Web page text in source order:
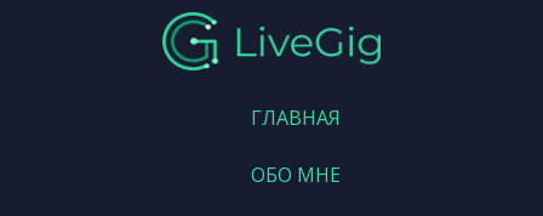
ГЛАВНАЯ
ОБО МНЕ